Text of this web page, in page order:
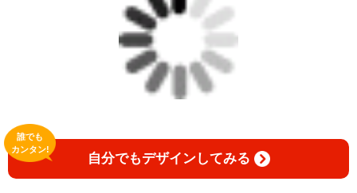
自分でもデザインしてみる
誰でも
カンタン!